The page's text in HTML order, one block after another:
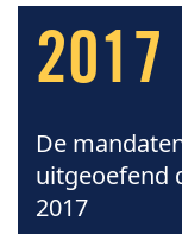
2017
De
uitgeoefend
2017